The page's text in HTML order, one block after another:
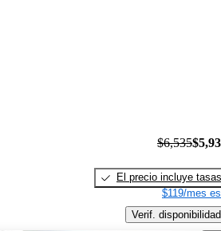
$6,535
El precio incluye tasas
$119/mes
Verif. disponibilidad